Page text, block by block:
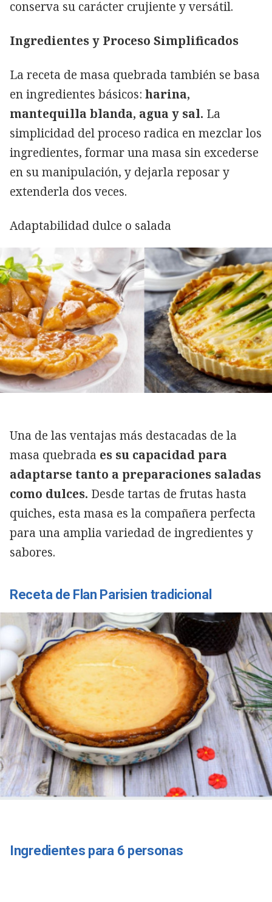
conserva su carácter crujiente y versátil.
Ingredientes y Proceso Simplificados
La receta de masa quebrada también se basa
en ingredientes básicos: harina,
mantequilla blanda, agua y sal. La
simplicidad del proceso radica en mezclar los
ingredientes, formar una masa sin excederse
en su manipulación, y dejarla reposar y
extenderla dos veces.
Adaptabilidad dulce o salada
Una de las ventajas más destacadas de la
masa quebrada es su capacidad para
adaptarse tanto a preparaciones saladas
como dulces. Desde tartas de frutas hasta
quiches, esta masa es la compañera perfecta
para una amplia variedad de ingredientes y
sabores.
Receta de Flan Parisien tradicional
Ingredientes para 6 personas